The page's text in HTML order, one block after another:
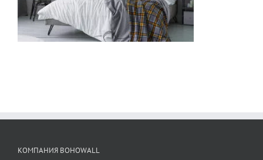
КОМПАНИЯ BOHOWALL